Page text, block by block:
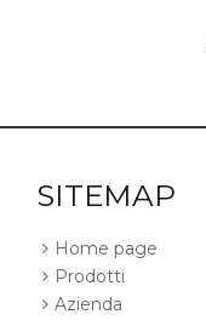
SITEMAP
Home page
Prodotti
Azienda